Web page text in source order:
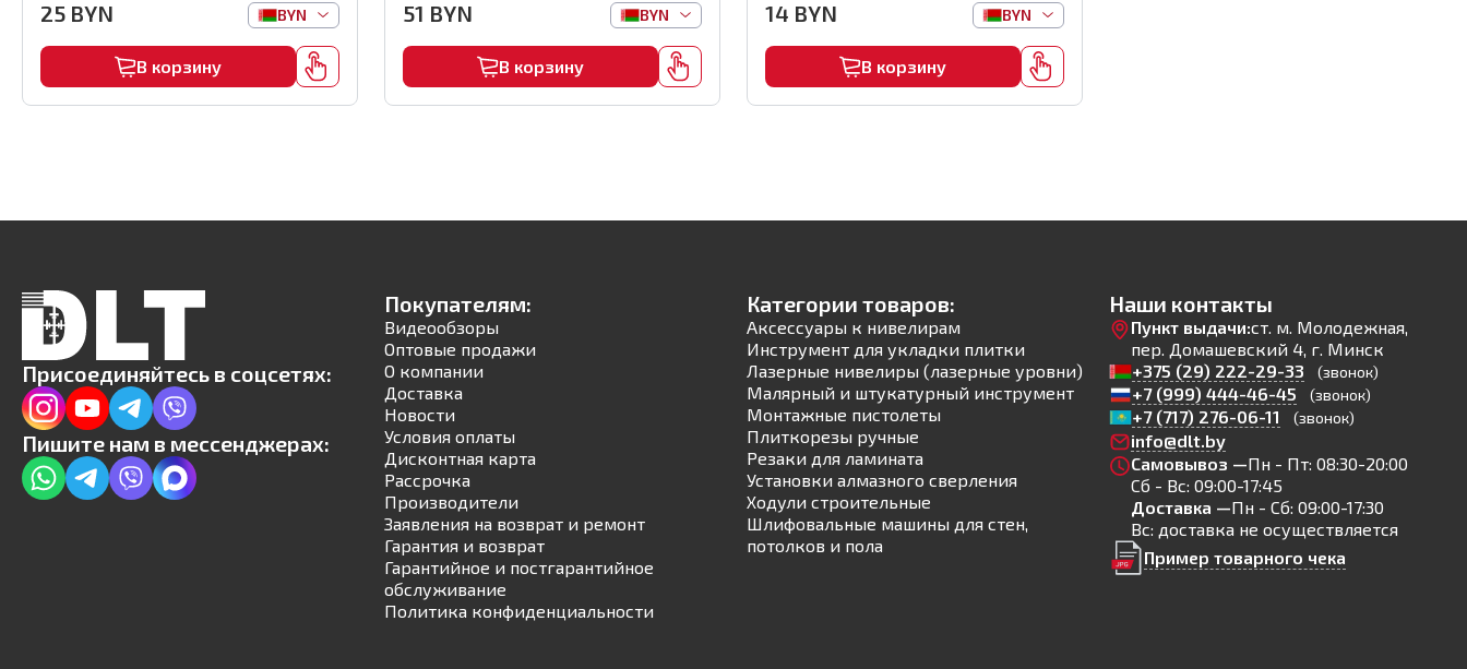
25 BYN BYN
В корзину
51 BYN BYN
В корзину
14 BYN BYN
В корзину
Присоединяйтесь в соцсетях:
Пишите нам в мессенджерах:
Покупателям:
Видеообзоры
Оптовые продажи
О компании
Доставка
Новости
Условия оплаты
Дисконтная карта
Рассрочка
Производители
Заявления на возврат и ремонт
Гарантия и возврат
Гарантийное и постгарантийное
обслуживание
Политика конфиденциальности
Категории товаров:
Аксессуары к нивелирам
Инструмент для укладки плитки
Лазерные нивелиры (лазерные уровни)
Малярный и штукатурный инструмент
Монтажные пистолеты
Плиткорезы ручные
Резаки для ламината
Установки алмазного сверления
Ходули строительные
Шлифовальные машины для стен,
потолков и пола
Наши контакты
Пункт выдачи:ст. м. Молодежная,
пер. Домашевский 4, г. Минск
+375 (29) 222-29-33
(звонок)
+7 (999) 444-46-45 (звонок)
+7 (717) 276-06-11 (звонок)
info@dlt.by
Самовывоз —Пн - Пт: 08:30-20:00
Сб - Вс: 09:00-17:45
Доставка —Пн - Сб: 09:00-17:30
Вс: доставка не осуществляется
Пример товарного чека